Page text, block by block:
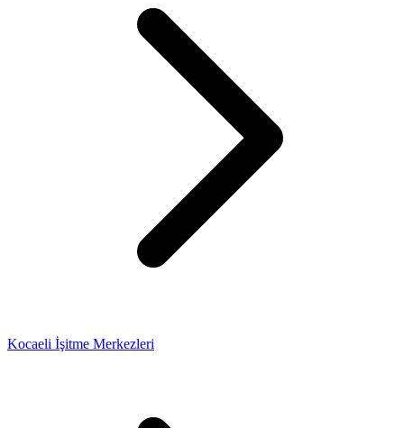
Kocaeli İşitme Merkezleri